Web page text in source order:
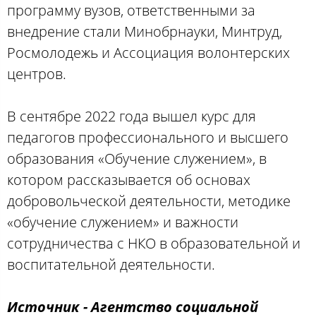
программу вузов, ответственными за
внедрение стали Минобрнауки, Минтруд,
Росмолодежь и Ассоциация волонтерских
центров.
В сентябре 2022 года вышел курс для
педагогов профессионального и высшего
образования «Обучение служением», в
котором рассказывается об основах
добровольческой деятельности, методике
«обучение служением» и важности
сотрудничества с НКО в образовательной и
воспитательной деятельности.
Источник - Агентство социальной